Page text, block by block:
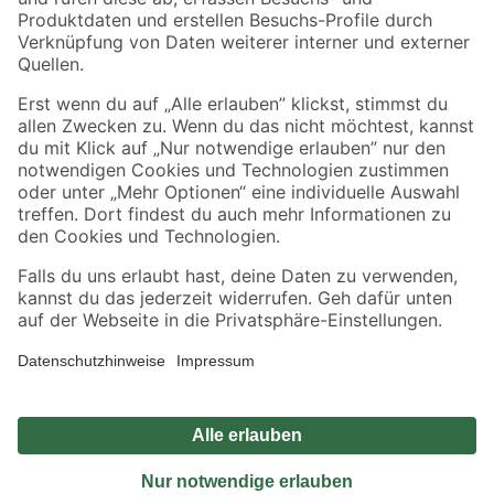
Sicher einkaufen
Jetzt die toom-App herunterladen
Alle Preisangaben in EUR inkl. gesetzl. MwSt.. Die dargestellten Angebote sind unter
Umständen nicht in allen Märkten verfügbar. Die angegebenen Verfügbarkeiten beziehen
Produkte nur solange der Vorrat reicht.
*Paketversand ab 59 € versandkostenfrei, gilt nicht für Artikel mit Speditionsversand, hier
Privatsphäre Impressum
Nutzungsbedingungen
Widerrufsrecht
Vertrag widerrufen